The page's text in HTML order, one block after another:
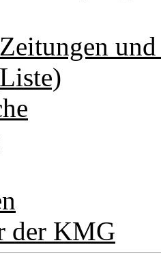
der KMG